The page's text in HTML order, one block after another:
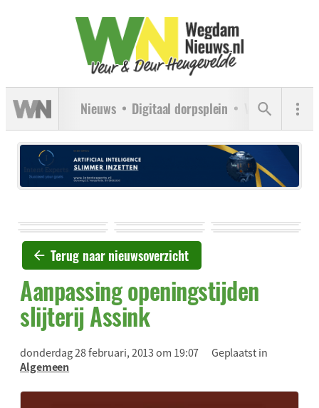
Nieuws Digitaal dorpsplein Verenigingen
Terug naar nieuwsoverzicht
Aanpassing openingstijden
slijterij Assink
donderdag 28 februari, 2013 om 19:07
Geplaatst in
Algemeen